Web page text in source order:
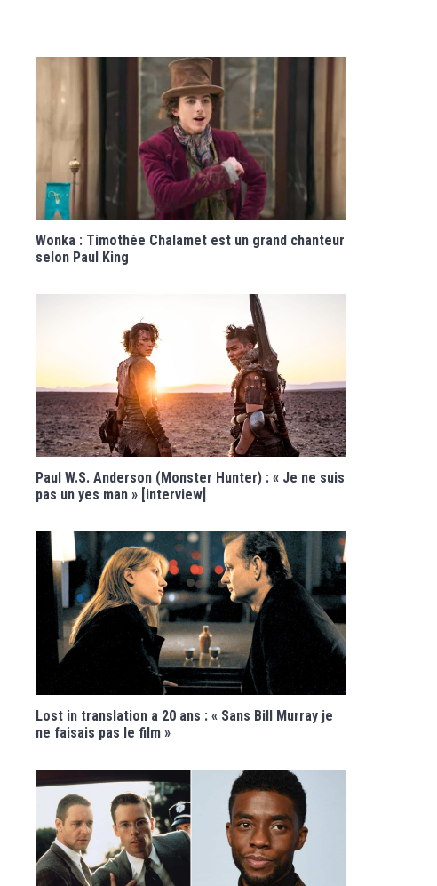
Wonka : Timothée Chalamet est un grand chanteur
selon Paul King
Paul W.S. Anderson (Monster Hunter) : « Je ne suis
pas un yes man » [interview]
Lost in translation a 20 ans : « Sans Bill Murray je
ne faisais pas le film »